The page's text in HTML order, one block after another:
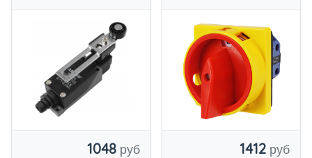
ВЫКЛЮЧАТЕЛЬ С
НАТЯЖНОЙ ВК-08
1048
ИЗОЛЯЦИОННЫЙ
РАЗЪЕДИНИТЕЛЬ
1412